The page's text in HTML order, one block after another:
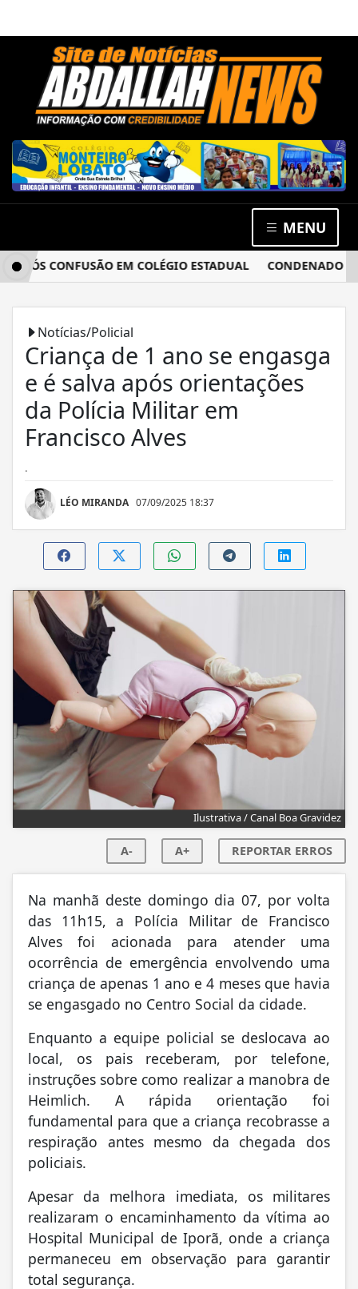
MENU
CONFUSÃO EM COLÉGIO ESTADUAL CONDENADO POR
Notícias/Policial
Criança de 1 ano se engasga
e é salva após orientações
da Polícia Militar em
Francisco Alves
LÉO MIRANDA 07/09/2025 18:37
Ilustrativa / Canal Boa Gravidez
A- A+ REPORTAR ERROS
Na manhã deste domingo dia 07, por volta
das 11h15, a Polícia Militar de Francisco
Alves foi acionada para atender uma
ocorrência de emergência envolvendo uma
criança de apenas 1 ano e 4 meses que havia
se engasgado no Centro Social da cidade.
Enquanto a equipe policial se deslocava ao
local, os pais receberam, por telefone,
instruções sobre como realizar a manobra de
Heimlich. A rápida orientação foi
fundamental para que a criança recobrasse a
respiração antes mesmo da chegada dos
policiais.
Apesar da melhora imediata, os militares
realizaram o encaminhamento da vítima ao
Hospital Municipal de Iporã, onde a criança
permaneceu em observação para garantir
total segurança.